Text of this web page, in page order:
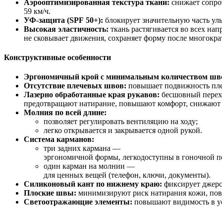
Аэрооптимизированная текстура ткани: снижает
59 км/ч.
УФ‑защита (SPF 50+): блокирует значительную часть
Высокая эластичность: ткань растягивается во всех
не сковывает движения, сохраняет форму после
Конструктивные особенности
Эргономичный крой с минимальным количеством
Отсутствие плечевых швов: повышает подвижность
Лазерно обработанные края рукавов: бесшовный
предотвращают натирание, повышают комфорт, снижают
Молния по всей длине:
позволяет регулировать вентиляцию на ходу;
легко открывается и закрывается одной рукой.
Система карманов:
три задних кармана —
эргономичной формы, легкодоступны в гоночной
один карман на молнии —
для ценных вещей (телефон, ключи, документы).
Силиконовый кант по нижнему краю: фиксирует
Плоские швы: минимизируют риск натирания кожи,
Светоотражающие элементы: повышают видимость в